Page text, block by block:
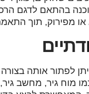
תוכנה בהתאם
מפירוק, תוך
לפתור אותה